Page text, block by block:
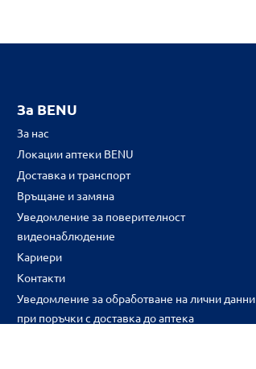
За BENU
За нас
Локации аптеки BENU
Доставка и транспорт
Връщане и замяна
Уведомление за поверителност
видеонаблюдение
Кариери
Контакти
Уведомление за обработване на лични данни
при поръчки с доставка до аптека